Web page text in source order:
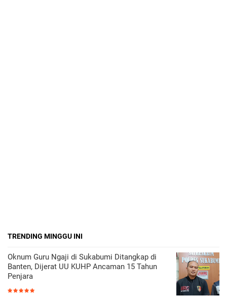
TRENDING MINGGU INI
Oknum Guru Ngaji di Sukabumi Ditangkap di
Banten, Dijerat UU KUHP Ancaman 15 Tahun
Penjara